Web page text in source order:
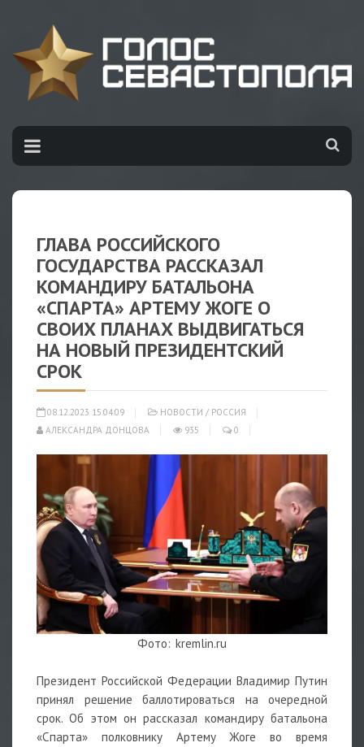
ГЛАВА РОССИЙСКОГО
ГОСУДАРСТВА РАССКАЗАЛ
КОМАНДИРУ БАТАЛЬОНА
«СПАРТА» АРТЕМУ ЖОГЕ О
СВОИХ ПЛАНАХ ВЫДВИГАТЬСЯ
НА НОВЫЙ ПРЕЗИДЕНТСКИЙ
СРОК
08.12.2023 15:04:09 НОВОСТИ / РОССИЯ
АЛЕКСАНДРА ДОНЦОВА
935 0
Фото: kremlin.ru
Президент Российской Федерации Владимир Путин
принял решение баллотироваться на очередной
срок. Об этом он рассказал командиру батальона
«Спарта» полковнику Артему Жоге во время